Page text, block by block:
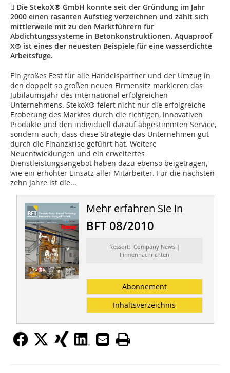
 Die StekoX® GmbH konnte seit der Gründung im Jahr
2000 einen rasanten Aufstieg verzeichnen und zählt sich
mittlerweile mit zu den Marktführern für
Abdichtungssysteme in Betonkonstruktionen. Aquaproof
X® ist eines der neuesten Beispiele für eine wasserdichte
Arbeitsfuge.
Ein großes Fest für alle Handelspartner und der Umzug in
den doppelt so großen neuen Firmensitz markieren das
Jubiläumsjahr des international erfolgreichen
Unternehmens. StekoX® feiert nicht nur die erfolgreiche
Eroberung des Marktes durch die richtigen, innovativen
Produkte und den individuell darauf abgestimmten Service,
sondern auch, dass diese Strategie das Unternehmen gut
durch die Finanzkrise geführt hat. Weitere
Neuentwicklungen und ein erweitertes
Dienstleistungsangebot haben dazu ebenso beigetragen,
wie ein erhöhter Einsatz aller Mitarbeiter. Für die nächsten
zehn Jahre ist die...
Mehr erfahren Sie in
BFT 08/2010
Ressort: Company News |
Firmennachrichten
Abonnement
Inhaltsverzeichnis